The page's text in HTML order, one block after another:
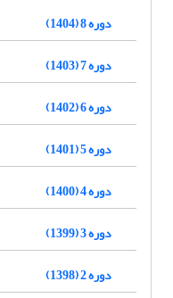
دوره 8 (1404)
دوره 7 (1403)
دوره 6 (1402)
دوره 5 (1401)
دوره 4 (1400)
دوره 3 (1399)
دوره 2 (1398)